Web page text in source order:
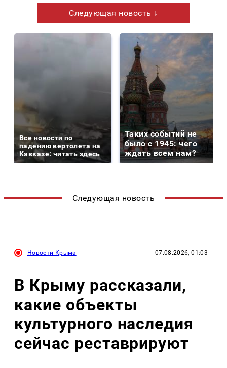
Следующая новость ↓
Все новости по
падению вертолета на
Кавказе: читать здесь
Таких событий не
было с 1945: чего
ждать всем нам?
Следующая новость
Новости Крыма 07.08.2026, 01:03
В Крыму рассказали,
какие объекты
культурного наследия
сейчас реставрируют